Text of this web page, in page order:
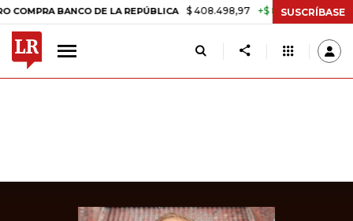
BANCO DE LA REPÚBLICA $ 408.498,97 +$ 8.753,81 +2,19%
SUSCRÍBASE